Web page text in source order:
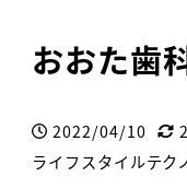
おおた歯
投稿日
2022/04/10
更
著
ライフスタイルテク